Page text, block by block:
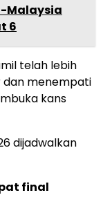
Malaysia
6
telah lebih
dan menempati
kans
dijadwalkan
final